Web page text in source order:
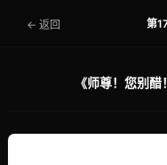
← 返回
《师尊！您别醋